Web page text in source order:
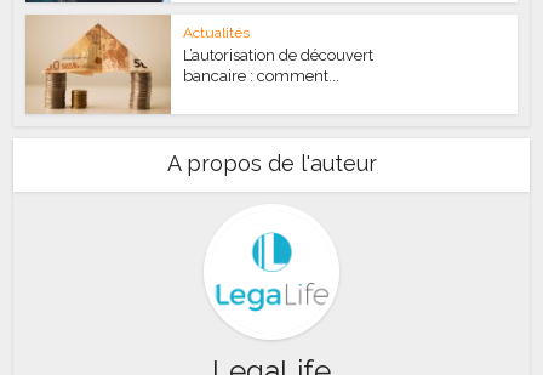
Actualités
L’autorisation de découvert
bancaire : comment...
A propos de l'auteur